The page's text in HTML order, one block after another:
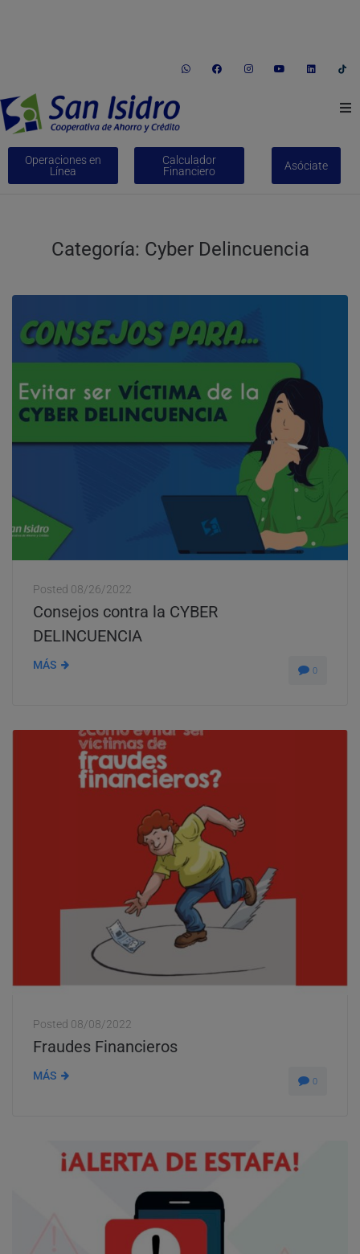
Créditos
Educación Financiera
Operaciones en
Línea
Calculador
Financiero
Asóciate
Categoría: Cyber Delincuencia
Posted 08/26/2022
Consejos contra la CYBER
DELINCUENCIA
MÁS 0
Posted 08/08/2022
Fraudes Financieros
MÁS 0